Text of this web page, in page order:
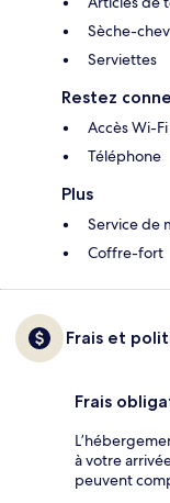
Sèche-
Serviettes
Restez
Accès Wi-
Téléphone
Plus
Service de
Coffre-fort
Frais et
Frais
à votre
peuvent